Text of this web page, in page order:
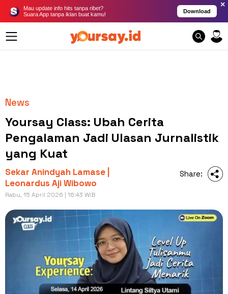
Mau update info hits tanpa ribet?
Suara App tanpa iklan buat kamu!
Download
×
News
Yoursay Class: Ubah Cerita
Pengalaman Jadi Ulasan Jurnalistik
yang Kuat
Sekar Anindyah Lamase |
Leonardus Aji Wibowo
Rabu, 15 April 2026 | 16:43 WIB
Share: